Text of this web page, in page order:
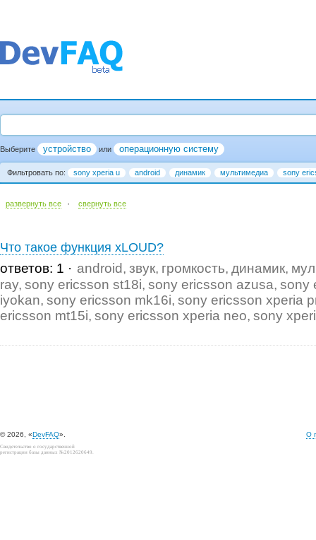
Выберите устройство или операционную систему
Фильтровать по: sony xperia u android динамик мультимедиа sony
развернуть все · cвернуть все
Что такое функция xLOUD?
ответов: 1 android звук громкость динамик
ray sony ericsson st18i sony ericsson azusa sony
iyokan sony ericsson mk16i sony ericsson xperia
ericsson mt15i sony ericsson xperia neo sony
© 2026, «DevFAQ». О
Свидетельство о государственной
регистрации базы данных №2012620649.